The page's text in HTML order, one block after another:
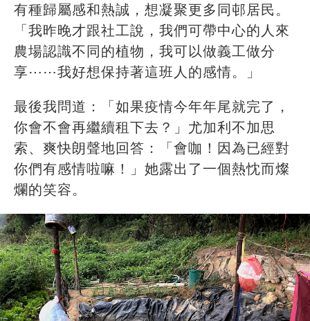
有種歸屬感和熱誠，想凝聚更多同邨居民。
「我昨晚才跟社工說，我們可帶中心的人來
農場認識不同的植物，我可以做義工做分
享⋯⋯我好想保持著這班人的感情。」
最後我問道：「如果疫情今年年尾就完了，
你會不會再繼續租下去？」尤加利不加思
索、爽快朗聲地回答：「會咖！因為已經對
你們有感情啦嘛！」她露出了一個熱忱而燦
爛的笑容。